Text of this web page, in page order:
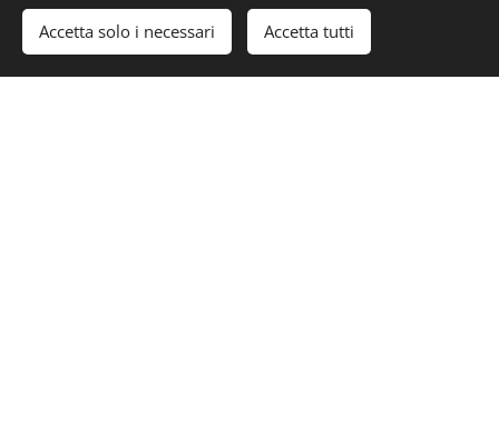
Accetta solo i necessari Accetta tutti